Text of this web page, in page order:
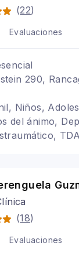
(22)
Evaluaciones
290,
Niños,
del ánimo,
(18)
Evaluaciones